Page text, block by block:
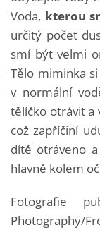
Voda, kterou
určitý počet
smí být velmi
Tělo miminka
v normální
tělíčko otrávit a
což zapříčiní
dítě otráveno
hlavně kolem
Fotografie
Photography/